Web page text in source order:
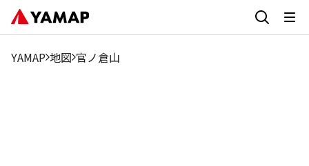
YAMAP 地図 官ノ倉山